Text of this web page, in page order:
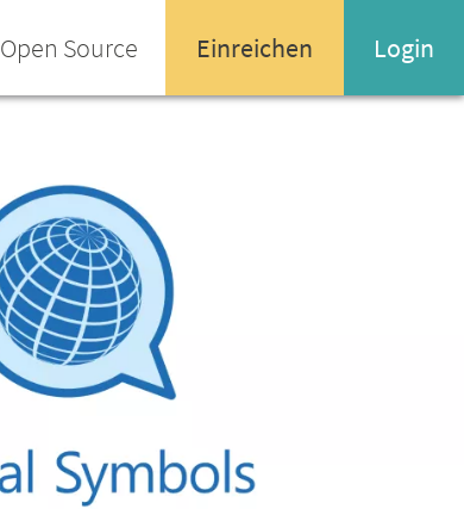
Open Source Einreichen Login
Enter your username or email address
Passwort